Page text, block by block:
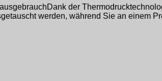
der
werden, während Sie an einem